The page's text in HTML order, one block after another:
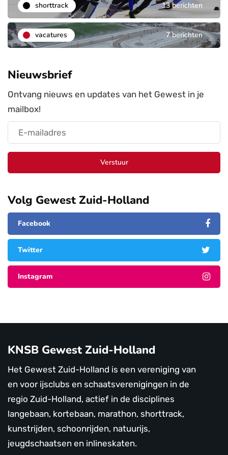
shorttrack 13 berichten
vacatures 7 berichten
Nieuwsbrief
Ontvang nieuws en updates van het Gewest in je
mailbox!
Verstuur
Volg Gewest Zuid-Holland
Facebook
Twitter
Instagram
KNSB Gewest Zuid-Holland
Het Gewest Zuid-Holland is een vereniging van
en voor ijsclubs en schaatsverenigingen in de
regio Zuid-Holland, actief in de disciplines
langebaan, kortebaan, marathon, shorttrack,
kunstrijden, schoonrijden, natuurijs,
jeugdschaatsen en inlineskaten.